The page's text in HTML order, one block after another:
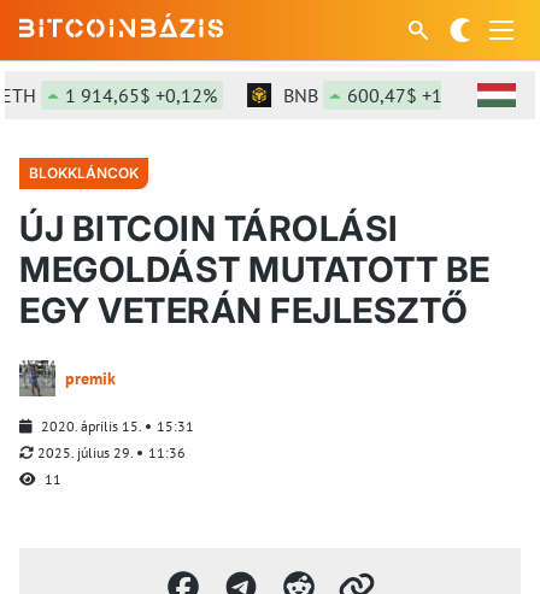
1 914,65$ +0,12% BNB 600,47$ +1,55%
BLOKKLÁNCOK
ÚJ BITCOIN TÁROLÁSI
MEGOLDÁST MUTATOTT BE
EGY VETERÁN FEJLESZTŐ
premik
2020. április 15.
15:31
2025. július 29.
11:36
11